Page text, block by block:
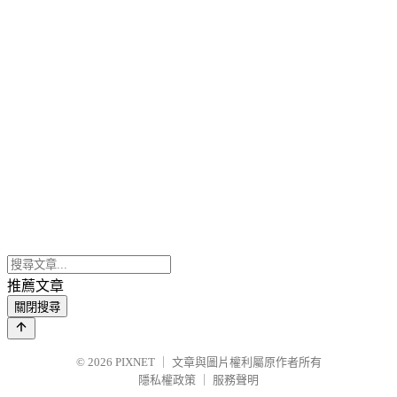
推薦文章
關閉搜尋
© 2026 PIXNET
文章與圖片權利屬原作者所有
隱私權政策
服務聲明